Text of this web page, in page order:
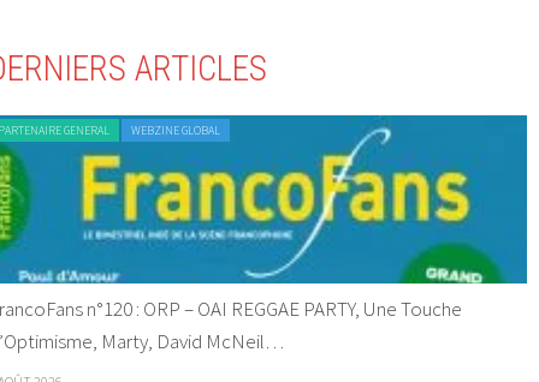
ARTICLES
GENERAL WEBZINE GLOBAL
n°120 : ORP – OAI REGGAE PARTY, Une Touche
Marty, David McNeil…